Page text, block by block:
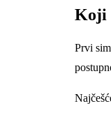
Koji
Prvi